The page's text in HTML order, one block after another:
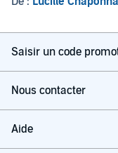
Saisir un code
Nous contacter
Aide